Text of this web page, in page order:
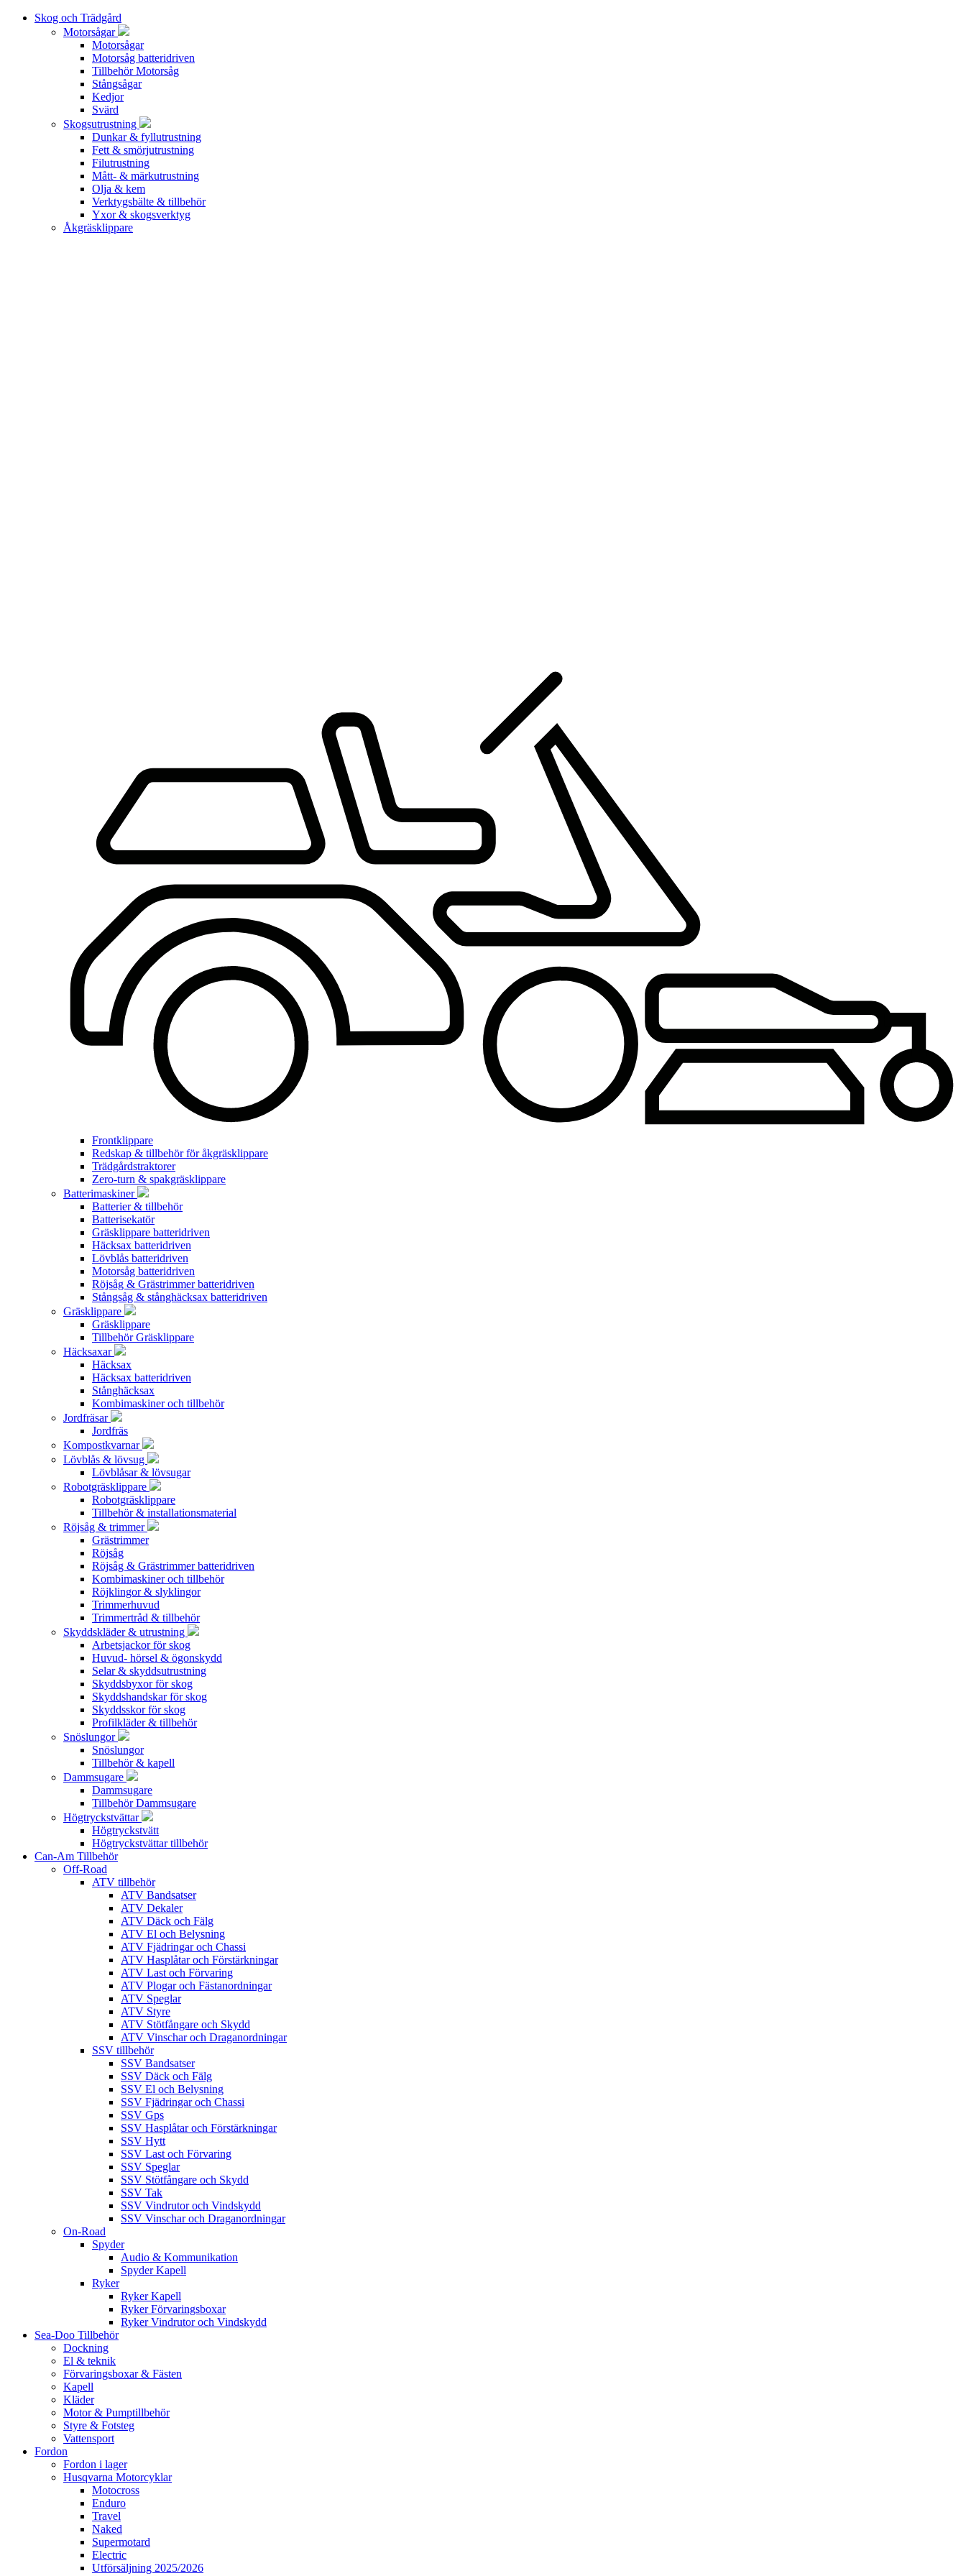
Skog och Trädgård
Motorsågar
Motorsågar
Motorsåg batteridriven
Tillbehör Motorsåg
Stångsågar
Kedjor
Svärd
Skogsutrustning
Dunkar & fyllutrustning
Fett & smörjutrustning
Filutrustning
Mått- & märkutrustning
Olja & kem
Verktygsbälte & tillbehör
Yxor & skogsverktyg
Åkgräsklippare
Frontklippare
Redskap & tillbehör för åkgräsklippare
Trädgårdstraktorer
Zero-turn & spakgräsklippare
Batterimaskiner
Batterier & tillbehör
Batterisekatör
Gräsklippare batteridriven
Häcksax batteridriven
Lövblås batteridriven
Motorsåg batteridriven
Röjsåg & Grästrimmer batteridriven
Stångsåg & stånghäcksax batteridriven
Gräsklippare
Gräsklippare
Tillbehör Gräsklippare
Häcksaxar
Häcksax
Häcksax batteridriven
Stånghäcksax
Kombimaskiner och tillbehör
Jordfräsar
Jordfräs
Kompostkvarnar
Lövblås & lövsug
Lövblåsar & lövsugar
Robotgräsklippare
Robotgräsklippare
Tillbehör & installationsmaterial
Röjsåg & trimmer
Grästrimmer
Röjsåg
Röjsåg & Grästrimmer batteridriven
Kombimaskiner och tillbehör
Röjklingor & slyklingor
Trimmerhuvud
Trimmertråd & tillbehör
Skyddskläder & utrustning
Arbetsjackor för skog
Huvud- hörsel & ögonskydd
Selar & skyddsutrustning
Skyddsbyxor för skog
Skyddshandskar för skog
Skyddsskor för skog
Profilkläder & tillbehör
Snöslungor
Snöslungor
Tillbehör & kapell
Dammsugare
Dammsugare
Tillbehör Dammsugare
Högtryckstvättar
Högtryckstvätt
Högtryckstvättar tillbehör
Can-Am Tillbehör
Off-Road
ATV tillbehör
ATV Bandsatser
ATV Dekaler
ATV Däck och Fälg
ATV El och Belysning
ATV Fjädringar och Chassi
ATV Hasplåtar och Förstärkningar
ATV Last och Förvaring
ATV Plogar och Fästanordningar
ATV Speglar
ATV Styre
ATV Stötfångare och Skydd
ATV Vinschar och Draganordningar
SSV tillbehör
SSV Bandsatser
SSV Däck och Fälg
SSV El och Belysning
SSV Fjädringar och Chassi
SSV Gps
SSV Hasplåtar och Förstärkningar
SSV Hytt
SSV Last och Förvaring
SSV Speglar
SSV Stötfångare och Skydd
SSV Tak
SSV Vindrutor och Vindskydd
SSV Vinschar och Draganordningar
On-Road
Spyder
Audio & Kommunikation
Spyder Kapell
Ryker
Ryker Kapell
Ryker Förvaringsboxar
Ryker Vindrutor och Vindskydd
Sea-Doo Tillbehör
Dockning
El & teknik
Förvaringsboxar & Fästen
Kapell
Kläder
Motor & Pumptillbehör
Styre & Fotsteg
Vattensport
Fordon
Fordon i lager
Husqvarna Motorcyklar
Motocross
Enduro
Travel
Naked
Supermotard
Electric
Utförsäljning 2025/2026